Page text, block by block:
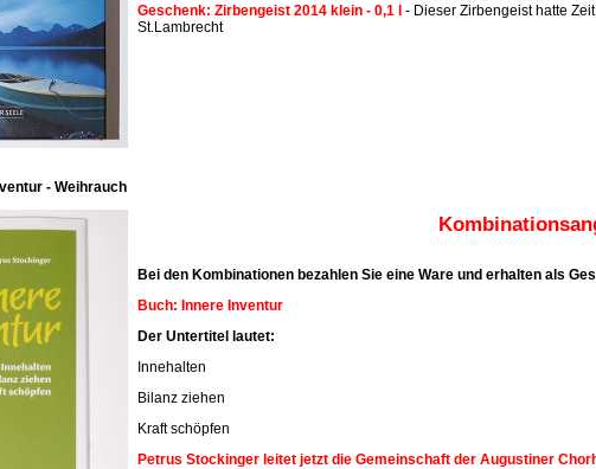
Geschenk: Zirbengeist 2014 klein - 0,1 l - Dieser Zirbengeist hatte
St.Lambrecht
- Weihrauch
Bei den Kombinationen bezahlen Sie eine Ware und erhalten als
Buch: Innere Inventur
Der Untertitel lautet:
Innehalten
Bilanz ziehen
Kraft schöpfen
Petrus Stockinger leitet jetzt die Gemeinschaft der Augustiner